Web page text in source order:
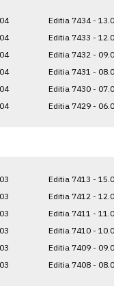
Editia 7434 -
Editia 7433 -
Editia 7432 -
Editia 7431 -
Editia 7430 -
Editia 7429 -
Editia 7413 -
Editia 7412 -
Editia 7411 -
Editia 7410 -
Editia 7409 -
Editia 7408 -